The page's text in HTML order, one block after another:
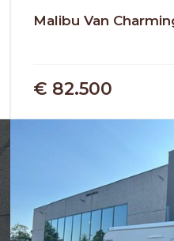
Malibu Van
€ 82.500